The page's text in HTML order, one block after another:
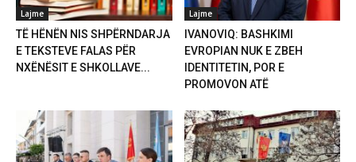
Lajme
TË HËNËN NIS SHPËRNDARJA
E TEKSTEVE FALAS PËR
NXËNËSIT E SHKOLLAVE...
Lajme
IVANOVIQ: BASHKIMI
EVROPIAN NUK E ZBEH
IDENTITETIN, POR E
PROMOVON ATË